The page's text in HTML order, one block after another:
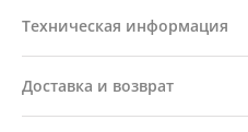
Техническая информация
Доставка и возврат